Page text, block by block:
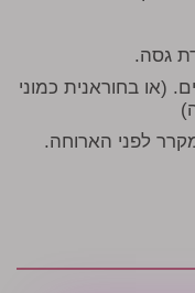
גסה.
(או בחוראנית כמוני
לפני הארוחה.